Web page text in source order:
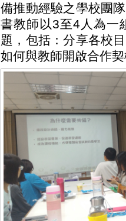
備推動經驗之學校團
書教師以3至4人為一
題，包括：分享各校
如何與教師開啟合作